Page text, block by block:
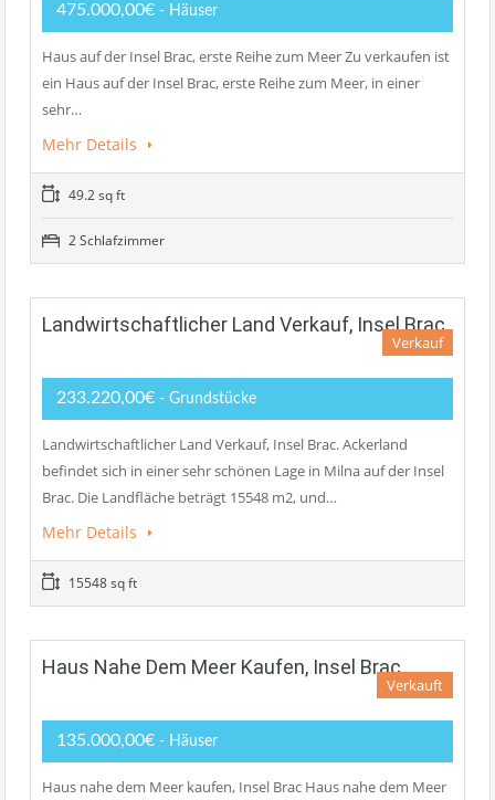
475.000,00€ - Häuser
Haus auf der Insel Brac, erste Reihe zum Meer Zu verkaufen ist
ein Haus auf der Insel Brac, erste Reihe zum Meer, in einer
sehr…
Mehr Details
49.2 sq ft
2 Schlafzimmer
Landwirtschaftlicher Land Verkauf, Insel Brac
Verkauf
233.220,00€ - Grundstücke
Landwirtschaftlicher Land Verkauf, Insel Brac. Ackerland
befindet sich in einer sehr schönen Lage in Milna auf der Insel
Brac. Die Landfläche beträgt 15548 m2, und…
Mehr Details
15548 sq ft
Haus Nahe Dem Meer Kaufen, Insel Brac
Verkauft
135.000,00€ - Häuser
Haus nahe dem Meer kaufen, Insel Brac Haus nahe dem Meer